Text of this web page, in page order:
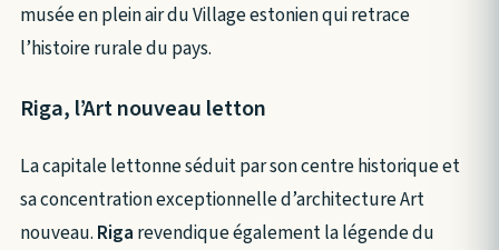
musée en plein air du Village estonien qui retrace
l’histoire rurale du pays.
Riga, l’Art nouveau letton
La capitale lettonne séduit par son centre historique et
sa concentration exceptionnelle d’architecture Art
nouveau. Riga revendique également la légende du